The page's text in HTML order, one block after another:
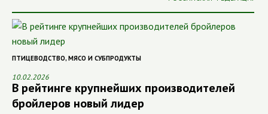
ПТИЦЕВОДСТВО, МЯСО И СУБПРОДУКТЫ
10.02.2026
В рейтинге крупнейших производителей
бройлеров новый лидер